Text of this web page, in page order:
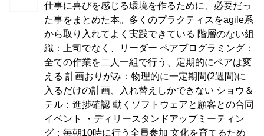
仕事に喜びを感じる環境を作るために、必要だっ
た事をまとめた本。多くのプラクティスをagile系
から取り入れてよく実践できている 階層のない組
織：上司でなく、リーダー ペアプログラミング：
全ての作業を二人一組で行う、定期的にペアは変
える 計画おりがみ：物理的に一定期間(2週間)に
入るだけの計画、入れ替えしかできない ショウ＆
テル：進捗確認 動くソフトウェアと顧客との合同
イベント ・ディリースタンドアップミーティン
グ：毎朝10時に行う全員参加 文化を育てるため